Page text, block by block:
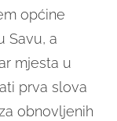
općine
Savu, a
mjesta u
prva slova
obnovljenih